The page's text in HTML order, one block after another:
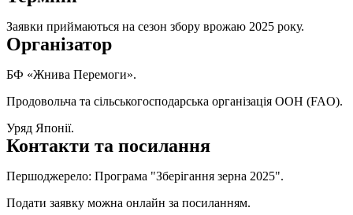
Заявки приймаються на сезон збору врожаю 2025 року.
Організатор
БФ «Жнива Перемоги».
Продовольча та сільськогосподарська організація ООН (FAO).
Уряд Японії.
Контакти та посилання
Першоджерело: Програма "Зберігання зерна 2025".
Подати заявку можна онлайн за посиланням.